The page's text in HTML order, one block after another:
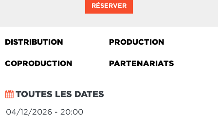
RÉSERVER
DISTRIBUTION PRODUCTION
COPRODUCTION PARTENARIATS
TOUTES LES DATES
04/12/2026 - 20:00